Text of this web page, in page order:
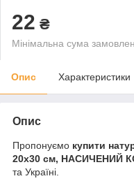
22 ₴
Мінімальна сума
Опис Характеристики
Опис
Пропонуємо купити
20x30 см, НАСИЧЕНИЙ
та Україні.